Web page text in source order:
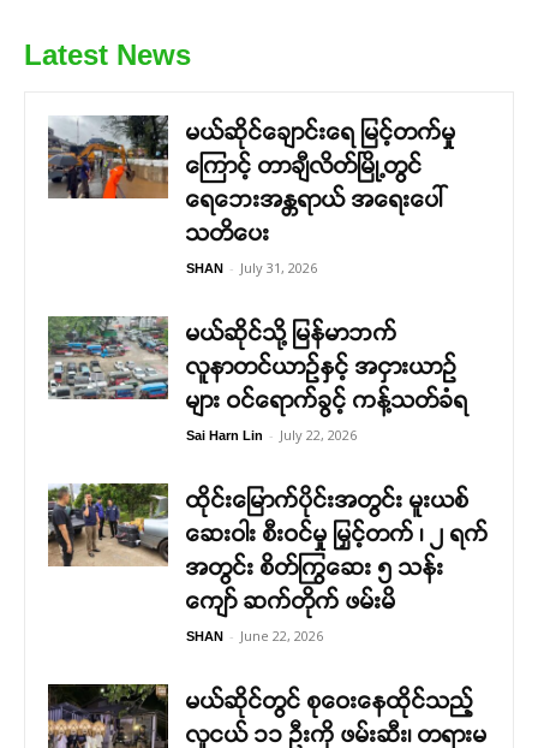
Latest News
မယ်ဆိုင်ချောင်းရေ မြင့်တက်မှု
ကြောင့် တာချီလိတ်မြို့တွင်
ရေဘေးအန္တရာယ် အရေးပေါ်
သတိပေး
SHAN - July 31, 2026
မယ်ဆိုင်သို့ မြန်မာဘက်
လူနာတင်ယာဉ်နှင့် အငှားယာဉ်
များ ဝင်ရောက်ခွင့် ကန့်သတ်ခံရ
Sai Harn Lin - July 22, 2026
ထိုင်းမြောက်ပိုင်းအတွင်း မူးယစ်
ဆေးဝါး စီးဝင်မှု မြှင့်တက် ၊ ၂ ရက်
အတွင်း စိတ်ကြွဆေး ၅ သန်း
ကျော် ဆက်တိုက် ဖမ်းမိ
SHAN - June 22, 2026
မယ်ဆိုင်တွင် စုဝေးနေထိုင်သည့်
လူငယ် ၁၁ ဦးကို ဖမ်းဆီး၊ တရားမ